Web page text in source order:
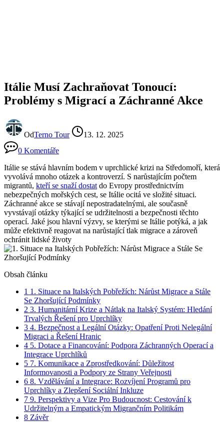
Itálie Musí Zachraňovat Tonoucí:
Problémy s Migrací a Záchranné Akce
OdTerno Tour
13. 12. 2025
0 Komentáře
Itálie se stává hlavním bodem v uprchlické krizi na Středomoří, která
vyvolává mnoho otázek a kontroverzí. S narůstajícím počtem
migrantů, kteří se snaží dostat do Evropy prostřednictvím
nebezpečných mořských cest, se Itálie ocitá ve složité situaci.
Záchranné akce se stávají nepostradatelnými, ale současně
vyvstávají otázky týkající se udržitelnosti a bezpečnosti těchto
operací. Jaké jsou hlavní výzvy, se kterými se Itálie potýká, a jak
může efektivně reagovat na narůstající tlak migrace a zároveň
ochránit lidské životy
Obsah článku
1 1. Situace na Italských Pobřežích: Nárůst Migrace a Stále
Se Zhoršující Podmínky
2 3. Humanitární Krize a Nátlak na Italský Systém: Hledání
Trvalých Řešení pro Uprchlíky
3 4. Bezpečnost a Legální Otázky: Opatření Proti Nelegální
Migraci a Řešení Hranic
4 5. Dotace a Financování: Podpora Záchranných Operací a
Integrace Uprchlíků
5 7. Komunikace a Zprostředkování: Důležitost
Informovanosti a Podpory ze Strany Veřejnosti
6 8. Vzdělávání a Integrace: Rozvíjení Programů pro
Uprchlíky a Zlepšení Sociální Inkluze
7 9. Perspektivy a Vize Pro Budoucnost: Cestování k
Udržitelným a Empatickým Migrančním Politikám
8 Závěr